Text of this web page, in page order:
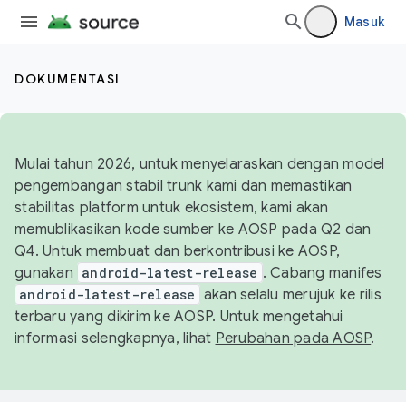
Masuk
DOKUMENTASI
Mulai tahun 2026, untuk menyelaraskan dengan model
pengembangan stabil trunk kami dan memastikan
stabilitas platform untuk ekosistem, kami akan
memublikasikan kode sumber ke AOSP pada Q2 dan
Q4. Untuk membuat dan berkontribusi ke AOSP,
gunakan android-latest-release . Cabang manifes
android-latest-release akan selalu merujuk ke rilis
terbaru yang dikirim ke AOSP. Untuk mengetahui
informasi selengkapnya, lihat Perubahan pada AOSP.